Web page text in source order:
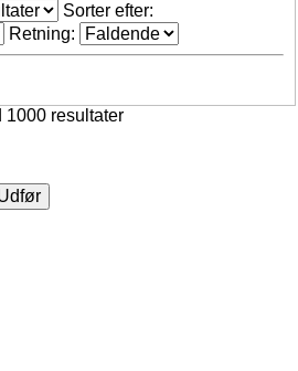
Sorter efter:
Retning:
1000 resultater